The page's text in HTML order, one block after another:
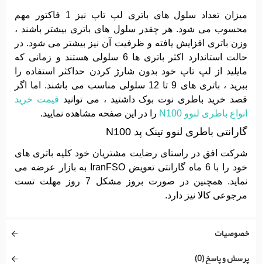
میزان تعداد سلول های باتری لپ تاپ نیز 1 فاکتور مهم
محسوب می شود. هر چقدر سلول های باتری بیشتر باشند ،
وزن باتری افزایش یافته و ظرفیت آن نیز بیشتر می شود. در
حالت استاندارد اکثر باتری ها 6 سلولی هستند و زمانی که
مایلید از لپ تاپ خود بدون شارژ کردن حداکثر استفاده را
ببرید ، باتری های 9 تا 12 سلولی مناسب می باشند. اما اگر
قصد خرید باطری نوت بوک داشتید ، می توانید قیمت خرید
انواع باطری لنوو N100
را در این صفحه مشاهده نمایید.
گارانتی باطری لنوو تینک پد N100
شرکت افق در راستای رضایت مشتریان خود کلیه باتری های
خود را با 6 ماه گارانتی تعویض IranFSO به بازار عرضه می
نماید. همچنین در صورت بروز مشکل 7 روز مهلت تست
مرجوعی کالا نیز دارد.
خصوصیات
پرسش و پاسخ (0)